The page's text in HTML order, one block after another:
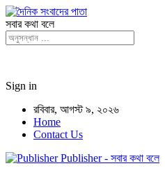
সবার কথা বলে
Sign in
রবিবার, আগস্ট ৯, ২০২৬
Home
Contact Us
Publisher - সবার কথা বলে